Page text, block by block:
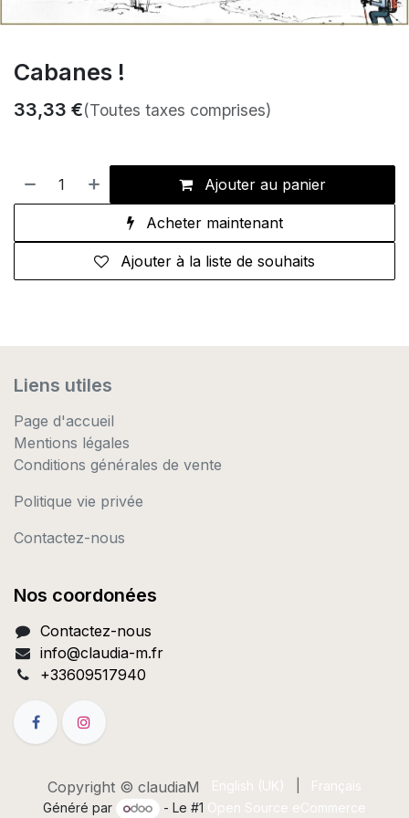
Cabanes !
33,33 €(Toutes taxes comprises)
Ajouter au panier
Acheter maintenant
Ajouter à la liste de souhaits
Liens utiles
Page d'accueil
Mentions légales
Conditions générales de vente
Politique vie privée
Contactez-nous
Nos coordonées
Contactez-nous
info@claudia-m.fr
+33609517940
Copyright © claudiaM English (UK)
Français
Généré par
- Le #1 Open Source eCommerce